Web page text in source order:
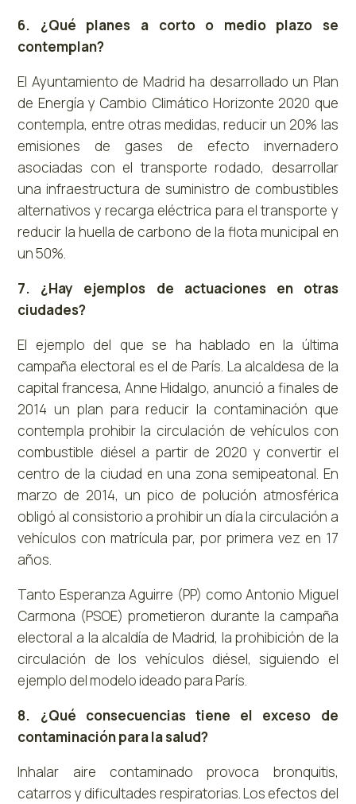
6. ¿Qué planes a corto o medio plazo se
contemplan?
El Ayuntamiento de Madrid ha desarrollado un Plan
de Energía y Cambio Climático Horizonte 2020 que
contempla, entre otras medidas, reducir un 20% las
emisiones de gases de efecto invernadero
asociadas con el transporte rodado, desarrollar
una infraestructura de suministro de combustibles
alternativos y recarga eléctrica para el transporte y
reducir la huella de carbono de la flota municipal en
un 50%.
7. ¿Hay ejemplos de actuaciones en otras
ciudades?
El ejemplo del que se ha hablado en la última
campaña electoral es el de París. La alcaldesa de la
capital francesa, Anne Hidalgo, anunció a finales de
2014 un plan para reducir la contaminación que
contempla prohibir la circulación de vehículos con
combustible diésel a partir de 2020 y convertir el
centro de la ciudad en una zona semipeatonal. En
marzo de 2014, un pico de polución atmosférica
obligó al consistorio a prohibir un día la circulación a
vehículos con matrícula par, por primera vez en 17
años.
Tanto Esperanza Aguirre (PP) como Antonio Miguel
Carmona (PSOE) prometieron durante la campaña
electoral a la alcaldía de Madrid, la prohibición de la
circulación de los vehículos diésel, siguiendo el
ejemplo del modelo ideado para París.
8. ¿Qué consecuencias tiene el exceso de
contaminación para la salud?
Inhalar aire contaminado provoca bronquitis,
catarros y dificultades respiratorias. Los efectos del